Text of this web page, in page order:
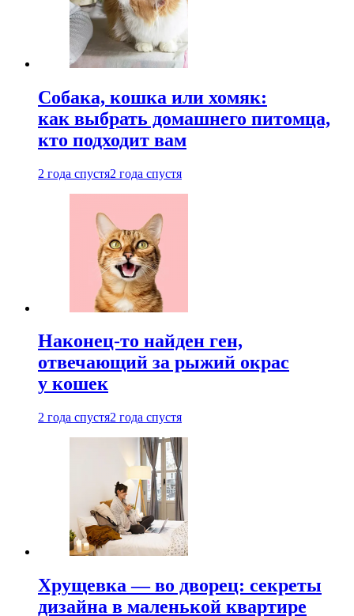
Собака, кошка или хомяк:
как выбрать домашнего питомца,
кто подходит вам
2 года спустя2 года спустя
Наконец-то найден ген,
отвечающий за рыжий окрас
у кошек
2 года спустя2 года спустя
Хрущевка — во дворец: секреты
дизайна в маленькой квартире